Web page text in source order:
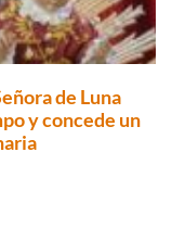
de Luna
y concede un